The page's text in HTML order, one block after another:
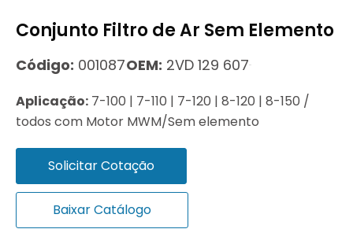
Conjunto Filtro de Ar Sem Elemento
Código: 001087OEM: 2VD 129 607
Aplicação: 7-100 | 7-110 | 7-120 | 8-120 | 8-150 /
todos com Motor MWM/Sem elemento
Solicitar Cotação
Baixar Catálogo